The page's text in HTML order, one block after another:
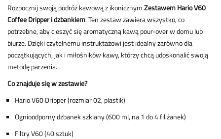
Rozpocznij swoją podróż kawową z ikonicznymZestawem Hario V60
Coffee Dripper i dzbankiem. Ten zestaw zawiera wszystko, co
potrzebne, aby cieszyć się aromatyczną kawą pour-over w domu lub
biurze. Dzięki czytelnemu instruktażowi jest idealny zarówno dla
początkujących, jak i miłośników kawy, którzy chcą udoskonalić swoją
metodę parzenia.
Co znajduje się w zestawie?
Hario V60 Dripper (rozmiar 02, plastik)
Ognioodporny dzbanek szklany (600 ml, na 1 do 4 filiżanek)
Filtry V60 (40 sztuk)